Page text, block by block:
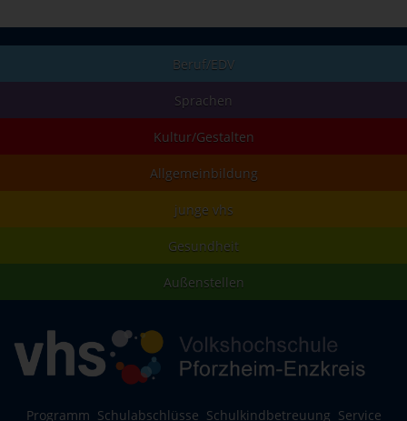
Beruf/EDV
Sprachen
Kultur/Gestalten
Allgemeinbildung
junge vhs
Gesundheit
Außenstellen
Programm Schulabschlüsse Schulkindbetreuung Service